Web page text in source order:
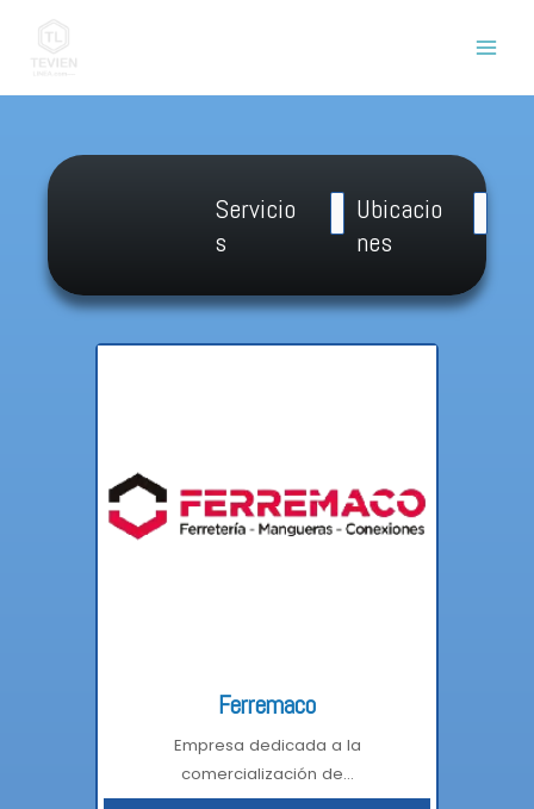
contenido
Servicio
s
Ubicacio
nes
Ferremaco
Empresa dedicada a la
comercialización de...